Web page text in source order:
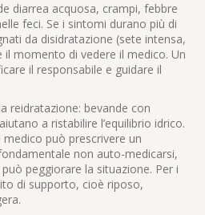
diarrea acquosa, crampi, febbre
feci. Se i sintomi durano più di
da disidratazione (sete intensa,
il momento di vedere il medico. Un
il responsabile e guidare il
reidratazione: bevande con
a ristabilire l’equilibrio idrico.
può prescrivere un
non auto-medicarsi,
peggiorare la situazione. Per i
di supporto, cioè riposo,